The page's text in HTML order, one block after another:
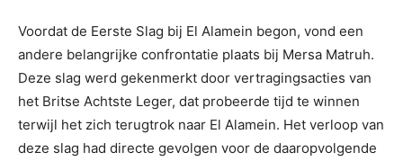
Voordat de Eerste Slag bij El Alamein begon, vond een
andere belangrijke confrontatie plaats bij Mersa Matruh.
Deze slag werd gekenmerkt door vertragingsacties van
het Britse Achtste Leger, dat probeerde tijd te winnen
terwijl het zich terugtrok naar El Alamein. Het verloop van
deze slag had directe gevolgen voor de daaropvolgende